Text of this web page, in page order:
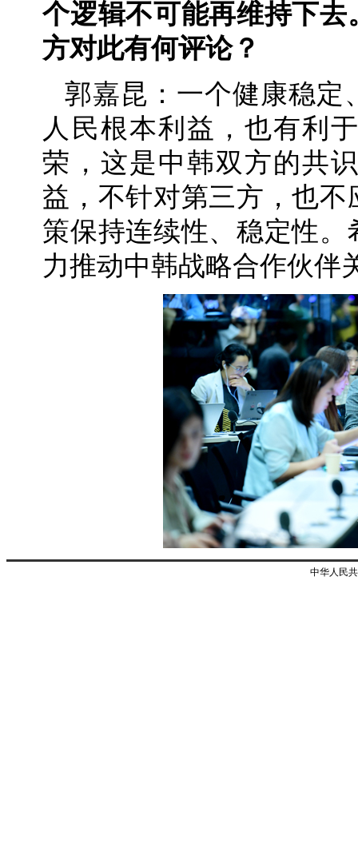
个逻辑不可能再维持下
方对此有何评论？
郭嘉昆：一个健康稳定
人民根本利益，也有利
荣，这是中韩双方的共
益，不针对第三方，也
策保持连续性、稳定性
力推动中韩战略合作伙伴
中华人民